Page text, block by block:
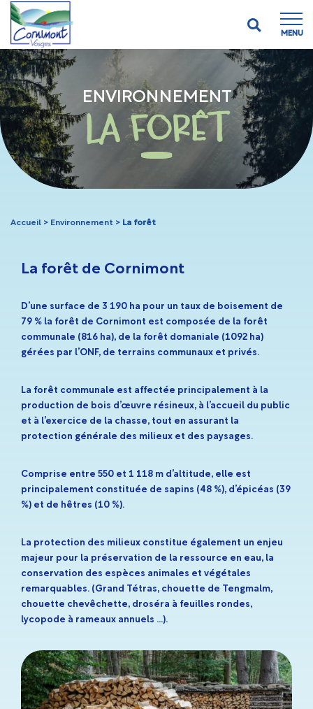
MENU
ENVIRONNEMENT
LA FORÊT
Accueil > Environnement > La forêt
La forêt de Cornimont
D’une surface de 3 190 ha pour un taux de boisement de
79 % la forêt de Cornimont est composée de la forêt
communale (816 ha), de la forêt domaniale (1092 ha)
gérées par l’ONF, de terrains communaux et privés.
La forêt communale est affectée principalement à la
production de bois d’œuvre résineux, à l’accueil du public
et à l’exercice de la chasse, tout en assurant la
protection générale des milieux et des paysages.
Comprise entre 550 et 1 118 m d’altitude, elle est
principalement constituée de sapins (48 %), d’épicéas (39
%) et de hêtres (10 %).
La protection des milieux constitue également un enjeu
majeur pour la préservation de la ressource en eau, la
conservation des espèces animales et végétales
remarquables. (Grand Tétras, chouette de Tengmalm,
chouette chevêchette, droséra à feuilles rondes,
lycopode à rameaux annuels …).